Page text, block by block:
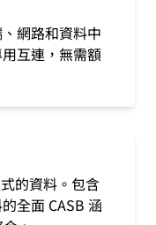
網路和資料中
互連，無需額
的資料。包含
全面 CASB 涵